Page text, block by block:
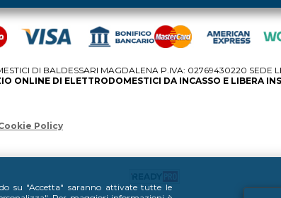
su "Accetta" saranno attivate tutte le
DI BALDESSARI MAGDALENA P.IVA: 02769430220 SEDE
ONLINE DI ELETTRODOMESTICI DA INCASSO E LIBERA
Policy